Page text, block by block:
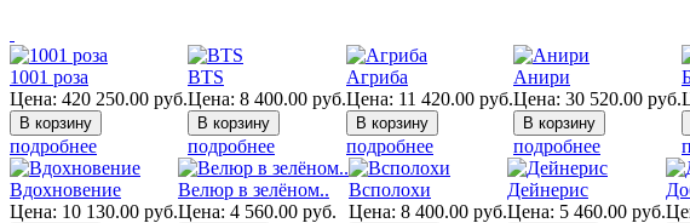
1001 роза
Цена: 420 250.00 руб.
подробнее
BTS
Цена: 8 400.00 руб.
подробнее
Агриба
Цена: 11 420.00 руб.
подробнее
Анири
Цена: 30 520.00 руб.
подробнее
Вдохновение
Цена: 10 130.00 руб.
Велюр в зелёном..
Цена: 4 560.00 руб.
Всполохи
Цена: 8 400.00 руб.
Дейнерис
Цена: 5 460.00 руб.